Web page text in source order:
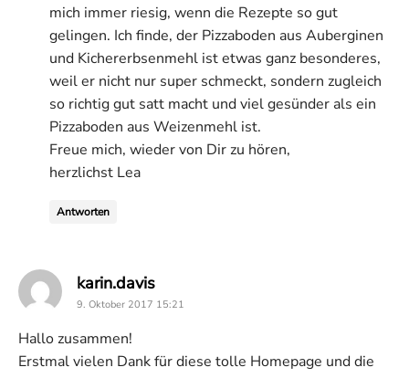
mich immer riesig, wenn die Rezepte so gut
gelingen. Ich finde, der Pizzaboden aus Auberginen
und Kichererbsenmehl ist etwas ganz besonderes,
weil er nicht nur super schmeckt, sondern zugleich
so richtig gut satt macht und viel gesünder als ein
Pizzaboden aus Weizenmehl ist.
Freue mich, wieder von Dir zu hören,
herzlichst Lea
Antworten
karin.davissays:
9. Oktober 2017 15:21
Hallo zusammen!
Erstmal vielen Dank für diese tolle Homepage und die